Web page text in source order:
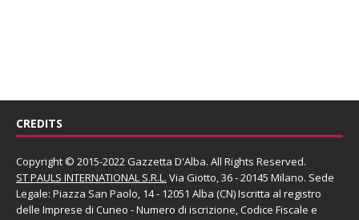
CREDITS
Copyright © 2015-2022 Gazzetta D'Alba. All Rights Reserved.
ST PAULS INTERNATIONAL S.R.L. Via Giotto, 36 - 20145 Milano. Sede
Legale: Piazza San Paolo, 14 - 12051 Alba (CN) Iscritta al registro
delle Imprese di Cuneo - Numero di iscrizione, Codice Fiscale e